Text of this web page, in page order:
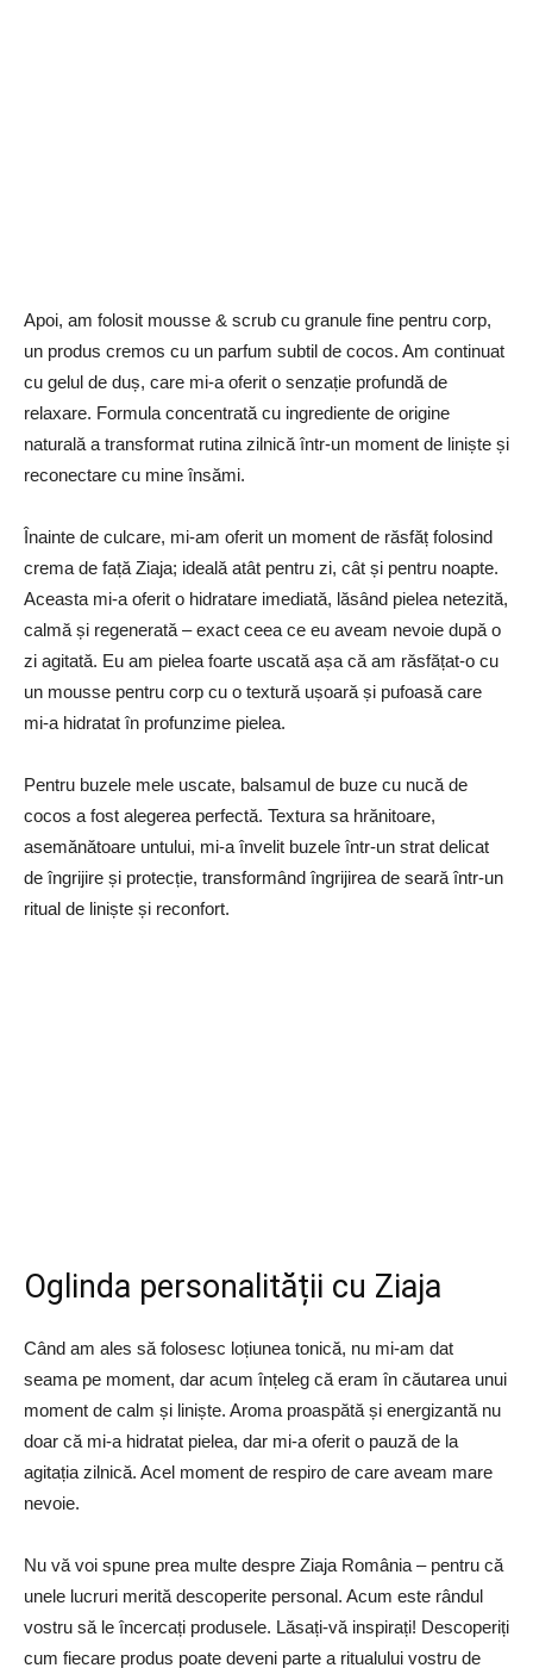
Apoi, am folosit mousse & scrub cu granule fine pentru corp,
un produs cremos cu un parfum subtil de cocos. Am continuat
cu gelul de duș, care mi-a oferit o senzație profundă de
relaxare. Formula concentrată cu ingrediente de origine
naturală a transformat rutina zilnică într-un moment de liniște și
reconectare cu mine însămi.
Înainte de culcare, mi-am oferit un moment de răsfăț folosind
crema de față Ziaja; ideală atât pentru zi, cât și pentru noapte.
Aceasta mi-a oferit o hidratare imediată, lăsând pielea netezită,
calmă și regenerată – exact ceea ce eu aveam nevoie după o
zi agitată. Eu am pielea foarte uscată așa că am răsfățat-o cu
un mousse pentru corp cu o textură ușoară și pufoasă care
mi-a hidratat în profunzime pielea.
Pentru buzele mele uscate, balsamul de buze cu nucă de
cocos a fost alegerea perfectă. Textura sa hrănitoare,
asemănătoare untului, mi-a învelit buzele într-un strat delicat
de îngrijire și protecție, transformând îngrijirea de seară într-un
ritual de liniște și reconfort.
Oglinda personalității cu Ziaja
Când am ales să folosesc loțiunea tonică, nu mi-am dat
seama pe moment, dar acum înțeleg că eram în căutarea unui
moment de calm și liniște. Aroma proaspătă și energizantă nu
doar că mi-a hidratat pielea, dar mi-a oferit o pauză de la
agitația zilnică. Acel moment de respiro de care aveam mare
nevoie.
Nu vă voi spune prea multe despre Ziaja România – pentru că
unele lucruri merită descoperite personal. Acum este rândul
vostru să le încercați produsele. Lăsați-vă inspirați! Descoperiți
cum fiecare produs poate deveni parte a ritualului vostru de